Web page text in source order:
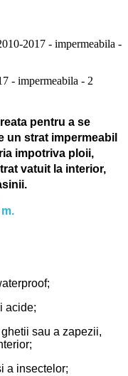
- impermeabila - 2
pentru a se
un strat impermeabil
impotriva ploii,
vatuit la interior,
acide;
sau a zapezii,
a insectelor;